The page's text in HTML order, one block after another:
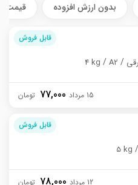
بدون ارزش افزوده قیمت
قابل فروش
4 kg A2
77,000 15 مرداد
قابل فروش
5 kg
78,000 12 مرداد